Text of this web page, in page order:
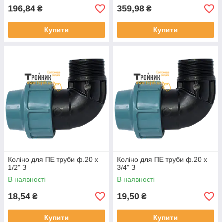
196,84 ₴
Купити
359,98 ₴
Купити
Коліно для ПЕ труби ф.20 х
1/2" З
В наявності
18,54 ₴
Купити
Коліно для ПЕ труби ф.20 х
3/4" З
В наявності
19,50 ₴
Купити